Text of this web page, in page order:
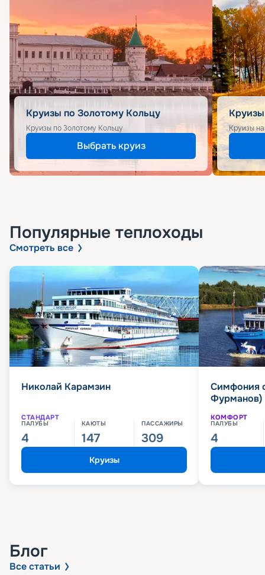
Круизы по Золотому Кольцу
Круизы по Золотому Кольцу
Выбрать круиз
Круизы
Популярные теплоходы
Смотреть все
Николай Карамзин
СТАНДАРТ
ПАЛУБЫ
4
КАЮТЫ
147
ПАССАЖИРЫ
309
Круизы
Симфония
Фурманов)
КОМФОРТ
ПАЛУБЫ
4
Блог
Все статьи